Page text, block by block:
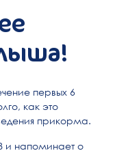
первых 6
как это
прикорма.
и напоминает о